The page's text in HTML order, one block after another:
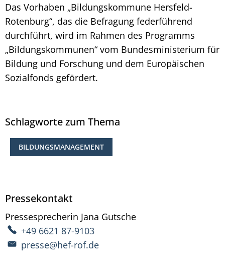
Das Vorhaben „Bildungskommune Hersfeld-
Rotenburg“, das die Befragung federführend
durchführt, wird im Rahmen des Programms
„Bildungskommunen“ vom Bundesministerium für
Bildung und Forschung und dem Europäischen
Sozialfonds gefördert.
Schlagworte zum Thema
BILDUNGSMANAGEMENT
Pressekontakt
Pressesprecherin Jana Gutsche
+49 6621 87-9103
presse@hef-rof.de